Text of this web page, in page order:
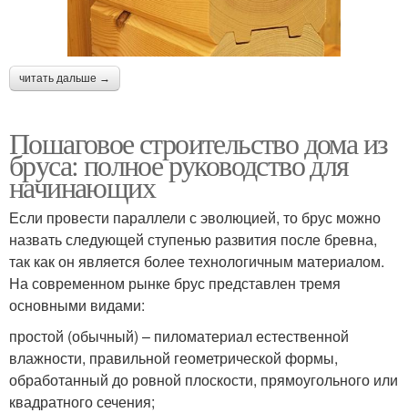
читать дальше →
Пошаговое строительство дома из
бруса: полное руководство для
начинающих
Если провести параллели с эволюцией, то брус можно
назвать следующей ступенью развития после бревна,
так как он является более технологичным материалом.
На современном рынке брус представлен тремя
основными видами:
простой (обычный) – пиломатериал естественной
влажности, правильной геометрической формы,
обработанный до ровной плоскости, прямоугольного или
квадратного сечения;